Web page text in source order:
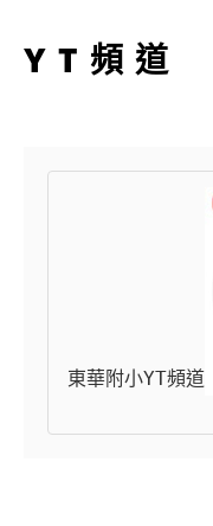
YT頻道
東華附小YT頻道